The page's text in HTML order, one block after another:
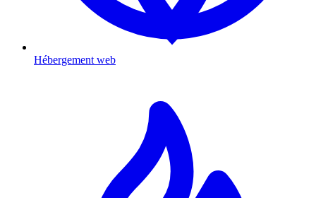
Hébergement web